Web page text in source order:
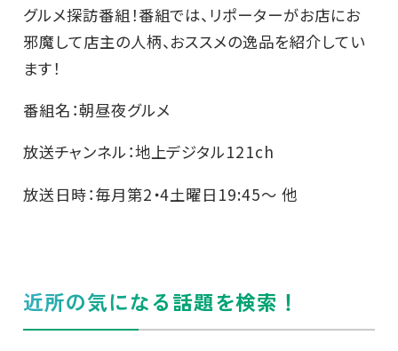
グルメ探訪番組！番組では、リポーターがお店にお
邪魔して店主の人柄、おススメの逸品を紹介してい
ます！
番組名：朝昼夜グルメ
放送チャンネル：地上デジタル121ch
放送日時：毎月第2・4土曜日19:45～ 他
近所の気になる話題を検索！